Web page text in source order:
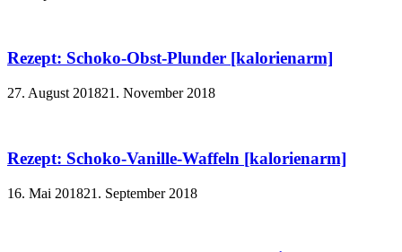
Rezept: Schoko-Obst-Plunder [kalorienarm]
27. August 201821. November 2018
Rezept: Schoko-Vanille-Waffeln [kalorienarm]
16. Mai 201821. September 2018